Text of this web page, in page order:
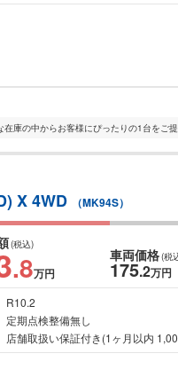
X 4WD （MK94S）
(税込)
.8万円
車両価格(税
175.2万円
R10.2
定期点検整備無し
店舗取扱い保証付き(1ヶ月以内